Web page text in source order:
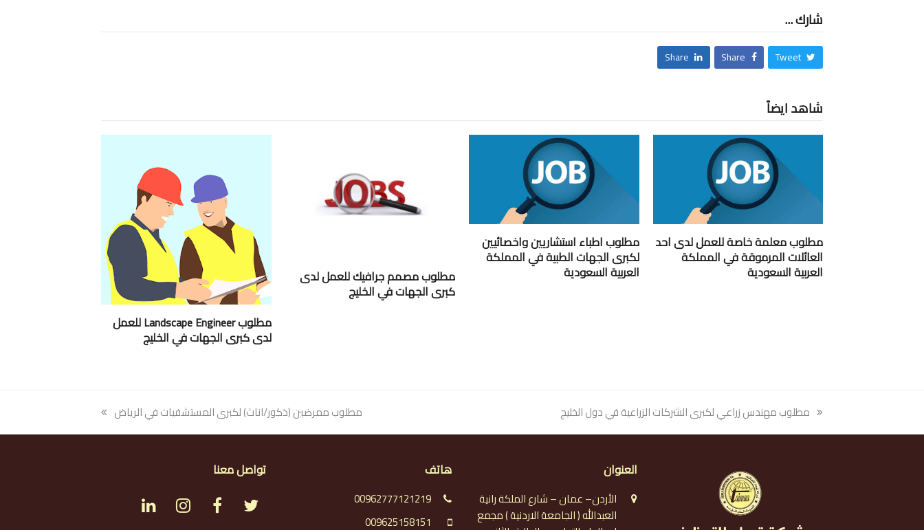
شارك ...
Tweet
Share
Share
شاهد ايضاً
مطلوب معلمة خاصة للعمل لدى احد
العائلات المرموقة في المملكة
العربية السعودية
مطلوب اطباء استشاريين واخصائيين
لكبرى الجهات الطبية في المملكة
العربية السعودية مطلوب مصمم جرافيك للعمل لدى
كبرى الجهات في الخليج
مطلوب Landscape Engineer للعمل
لدى كبرى الجهات في الخليج
previous
مطلوب مهندس زراعي لكبرى الشركات الزراعية في دول الخليج
next
مطلوب ممرضين (ذكور/اناث) لكبرى المستشفيات في الرياض
العنوان
الأردن– عمان – شارع الملكة رانية
العبدالله ( الجامعة الاردنية ) مجمع
هاتف
00962777121219
009625158151
تواصل معنا
L